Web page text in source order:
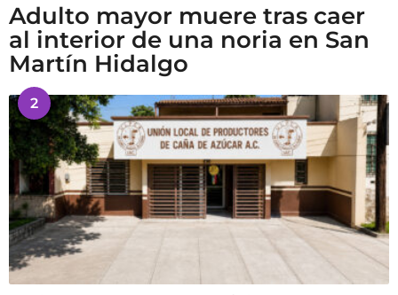
Adulto mayor muere tras caer
al interior de una noria en San
Martín Hidalgo
2